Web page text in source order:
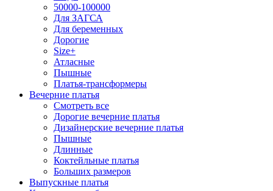
50000-100000
Для ЗАГСА
Для беременных
Дорогие
Size+
Атласные
Пышные
Платья-трансформеры
Вечерние платья
Смотреть все
Дорогие вечерние платья
Дизайнерские вечерние платья
Пышные
Длинные
Коктейльные платья
Больших размеров
Выпускные платья